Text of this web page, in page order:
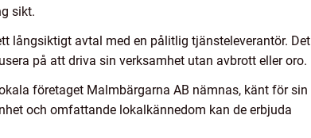
sikt.
långsiktigt avtal med en pålitlig tjänsteleverantör. Det
på att driva sin verksamhet utan avbrott eller oro.
företaget Malmbärgarna AB nämnas, känt för sin
och omfattande lokalkännedom kan de erbjuda